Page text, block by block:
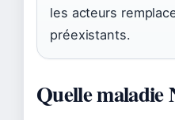
les acteurs
préexistants.
Quelle maladie